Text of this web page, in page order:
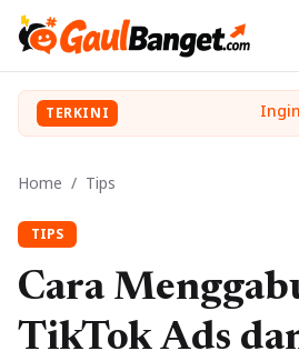
TERKINI
Home / Tips
TIPS
Cara
TikTok Ads